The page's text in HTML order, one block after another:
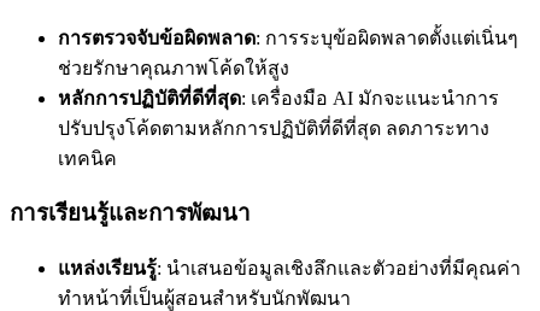
การตรวจจับข้อผิดพลาด: การระบุข้อผิดพลาดตั้งแต่เนิ่นๆ
ช่วยรักษาคุณภาพโค้ดให้สูง
หลักการปฏิบัติที่ดีที่สุด: เครื่องมือ AI มักจะแนะนำการ
ปรับปรุงโค้ดตามหลักการปฏิบัติที่ดีที่สุด ลดภาระทาง
เทคนิค
การเรียนรู้และการพัฒนา
แหล่งเรียนรู้: นำเสนอข้อมูลเชิงลึกและตัวอย่างที่มีคุณค่า
ทำหน้าที่เป็นผู้สอนสำหรับนักพัฒนา